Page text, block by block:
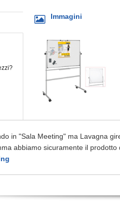
Immagini
in "Sala Meeting" ma Lavagna
abbiamo sicuramente il